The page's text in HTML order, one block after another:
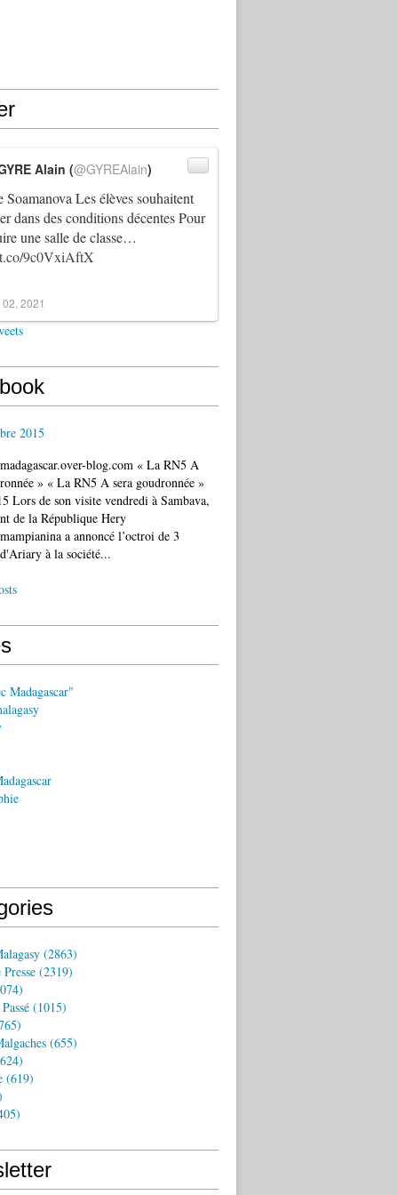
Soamanova Les élèves souhaitent
dans des conditions décentes Pour
une salle de classe…
9c0VxiAftX
Alain (@GYREAlain)
2021
2015
blog.com « La RN5 A
» « La RN5 A sera goudronnée »
Lors de son visite vendredi à Sambava,
de la République Hery
a annoncé l’octroi de 3
à la société...
Madagascar"
(2863)
(2319)
(1015)
(655)
(619)